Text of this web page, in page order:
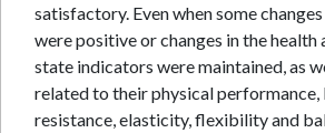
satisfactory. Even when some
were positive or changes in the health
state indicators were maintained, as
related to their physical
resistance, elasticity, flexibility and